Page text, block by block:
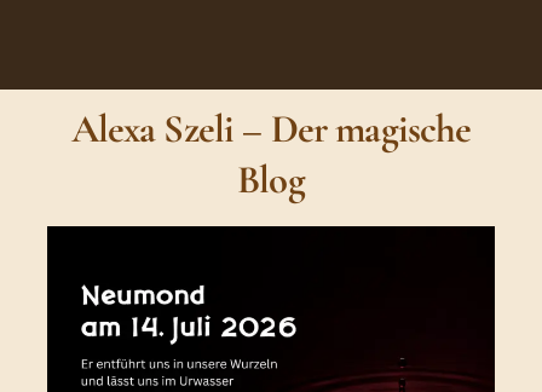
Alexa Szeli – Der magische
Blog